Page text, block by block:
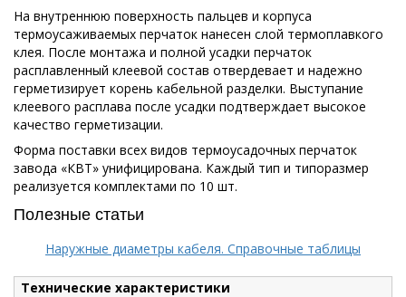
На внутреннюю поверхность пальцев и корпуса
термоусаживаемых перчаток нанесен слой термоплавкого
клея. После монтажа и полной усадки перчаток
расплавленный клеевой состав отвердевает и надежно
герметизирует корень кабельной разделки. Выступание
клеевого расплава после усадки подтверждает высокое
качество герметизации.
Форма поставки всех видов термоусадочных перчаток
завода «КВТ» унифицирована. Каждый тип и типоразмер
реализуется комплектами по 10 шт.
Полезные статьи
Наружные диаметры кабеля. Справочные таблицы
Технические характеристики